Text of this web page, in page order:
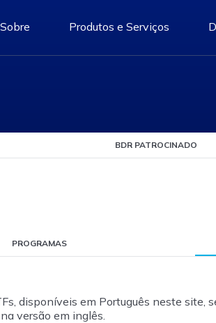
Sobre Produtos e Serviços
BDR PATROCINADO
PROGRAMAS
disponíveis em Português neste site,
versão em inglês.